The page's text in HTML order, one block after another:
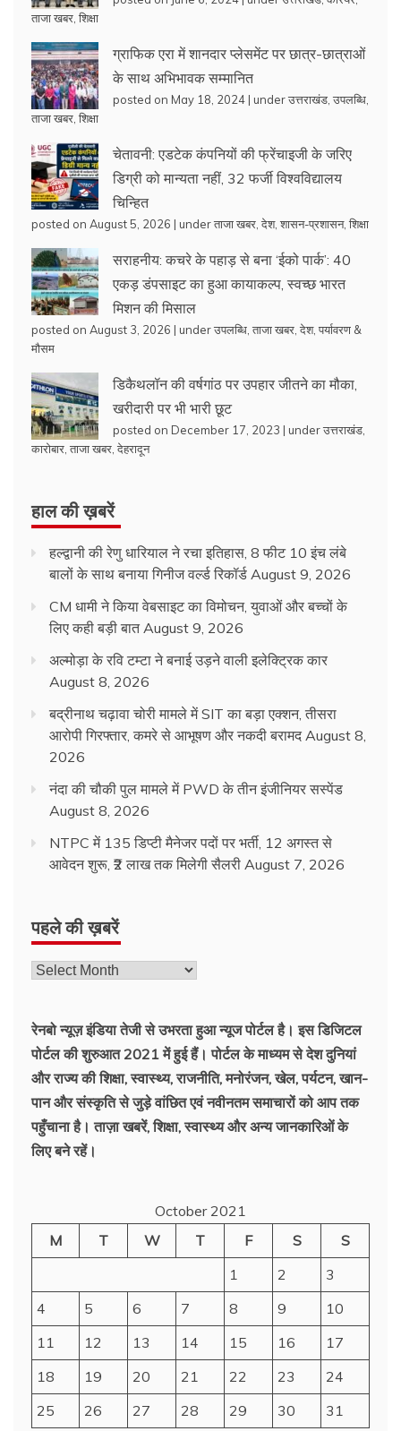
ताजा खबर शिक्षा
ग्राफिक एरा में शानदार प्लेसमेंट पर छात्र-छात्राओं
के साथ अभिभावक सम्मानित
posted on May 18, 2024 | underउत्तराखंड उपलब्धि
ताजा खबर शिक्षा
चेतावनी: एडटेक कंपनियों की फ्रेंचाइजी के जरिए
डिग्री को मान्यता नहीं, 32 फर्जी विश्वविद्यालय
चिन्हित
posted on August 5, 2026 | underताजा खबर देश, शासन-प्रशासन, शिक्षा
सराहनीय: कचरे के पहाड़ से बना ‘ईको पार्क’: 40
एकड़ डंपसाइट का हुआ कायाकल्प, स्वच्छ भारत
मिशन की मिसाल
posted on August 3, 2026 | underउपलब्धि ताजा खबर देश, पर्यावरण &
मौसम
डिकैथलॉन की वर्षगांठ पर उपहार जीतने का मौका,
खरीदारी पर भी भारी छूट
posted on December 17, 2023 | underउत्तराखंड
कारोबार ताजा खबर देहरादून
हाल की ख़बरें
हल्द्वानी की रेणु धारियाल ने रचा इतिहास, 8 फीट 10 इंच लंबे
बालों के साथ बनाया गिनीज वर्ल्ड रिकॉर्ड August 9, 2026
CM धामी ने किया वेबसाइट का विमोचन, युवाओं और बच्चों के
लिए कही बड़ी बात August 9, 2026
अल्मोड़ा के रवि टम्टा ने बनाई उड़ने वाली इलेक्ट्रिक कार
August 8, 2026
बद्रीनाथ चढ़ावा चोरी मामले में SIT का बड़ा एक्शन, तीसरा
आरोपी गिरफ्तार, कमरे से आभूषण और नकदी बरामद August 8,
2026
नंदा की चौकी पुल मामले में PWD के तीन इंजीनियर सस्पेंड
August 8, 2026
NTPC में 135 डिप्टी मैनेजर पदों पर भर्ती, 12 अगस्त से
आवेदन शुरू, ₹2 लाख तक मिलेगी सैलरी August 7, 2026
पहले की ख़बरें
रेनबो न्यूज़ इंडिया तेजी से उभरता हुआ न्‍यूज पोर्टल है। इस डिजिटल
पोर्टल की शुरुआत 2021 में हुई हैं। पोर्टल के माध्यम से देश दुनियां
और राज्य की शिक्षा, स्वास्थ्य, राजनीति, मनोरंजन, खेल, पर्यटन, खान-
पान और संस्कृति से जुड़े वांछित एवं नवीनतम समाचारों को आप तक
पहुँचाना है। ताज़ा खबरें, शिक्षा, स्वास्थ्य और अन्य जानकारिओं के
लिए बने रहें।
October 2021
M
T W T F S
S
1
2
3
4
5 6 7 8 9
10
11
12 13 14 15 16
17
18
19 20 21 22 23
24
25
26 27 28 29 30 31